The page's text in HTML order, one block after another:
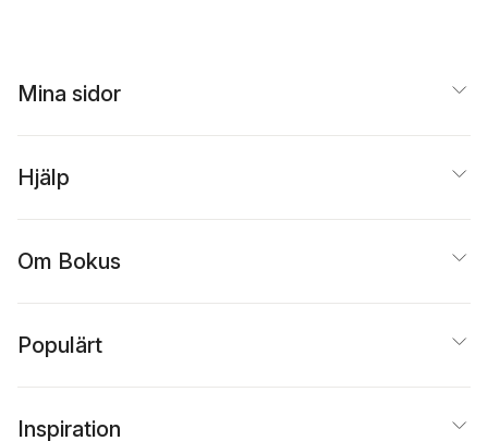
Mina sidor
Hjälp
Om Bokus
Populärt
Inspiration